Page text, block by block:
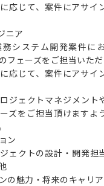
応じて、案件にアサイ
ニア
システム開発案件に
フェーズをご担当いただ
応じて、案件にアサイ
ジェクトマネジメント
ズをご担当頂けますよ
ン
ェクトの設計・開発担
の魅力・将来のキャリ